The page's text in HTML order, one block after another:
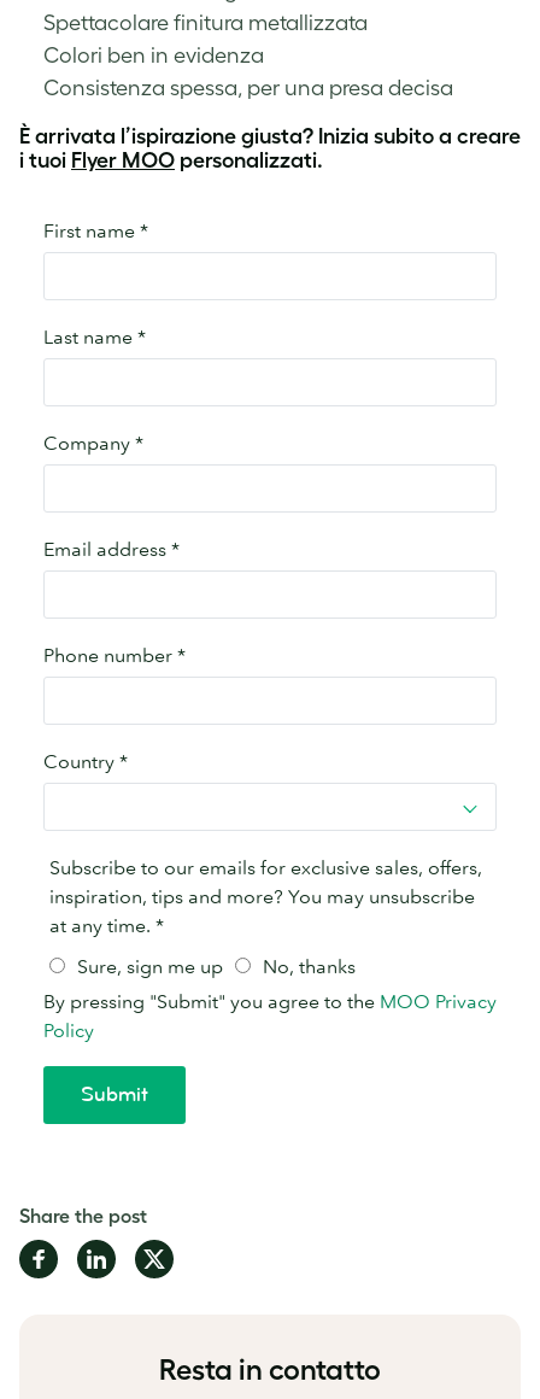
Spettacolare finitura metallizzata
Colori ben in evidenza
Consistenza spessa, per una presa decisa
È arrivata l’ispirazione giusta? Inizia subito a creare
i tuoi Flyer MOO personalizzati.
Share the post
Share
on
Share
on
Share
on
Resta in contatto